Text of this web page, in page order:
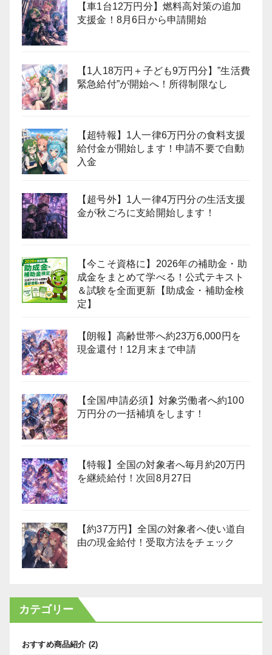
【車1台12万円分】燃料高対策の追加
支援金！8月6日から申請開始
【1人18万円＋子ども9万円分】”生活費
緊急給付”が開始へ！所得制限なし
【超特報】1人一律6万円分の食料支援
給付金が開始します！申請不要で自動
入金
【超号外】1人一律4万円分の生活支援
金が秋ごろに支給開始します！
【今こそ資格に】2026年の補助金・助
成金をまとめて学べる！公式テキスト
＆試験を全面更新【助成金・補助金検
定】
【朗報】高齢世帯へ約23万6,000円を
現金還付！12月末まで申請
【全国/申請必須】対象労働者へ約100
万円分の一括補填をします！
【特報】全国の対象者へ毎月約20万円
を継続給付！次回8月27日
【約37万円】全国の対象者へ使い道自
由の現金給付！受取方法をチェック
カテゴリー
おすすめ商品紹介 (2)